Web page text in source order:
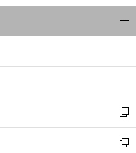
ウ
ィ
ン
ウ
開
く
新
し
い
新